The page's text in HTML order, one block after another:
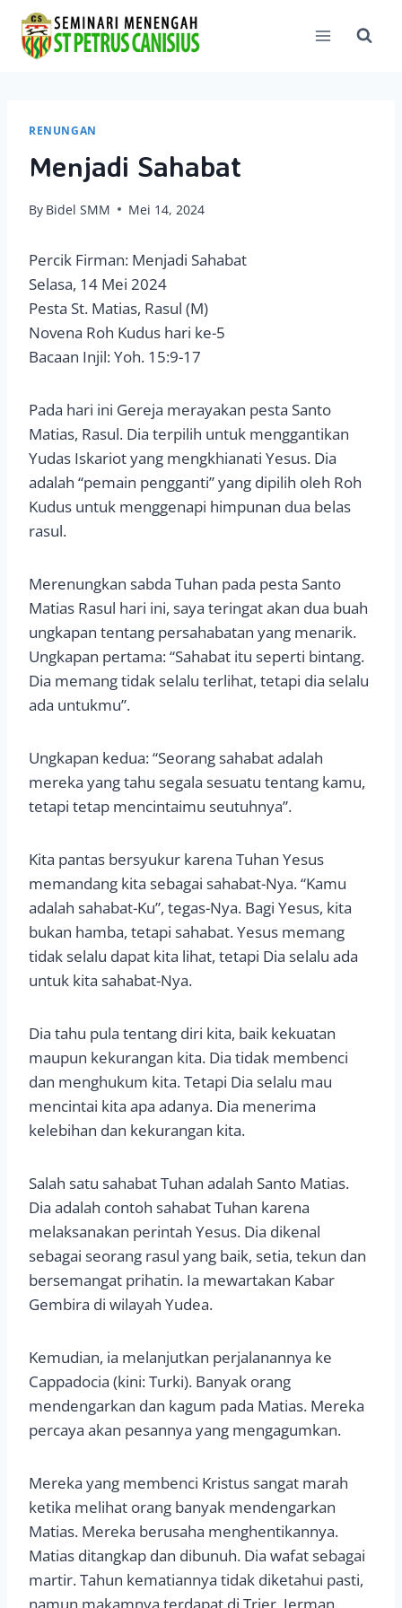
content
RENUNGAN
Menjadi Sahabat
By Bidel SMM Mei 14, 2024
Percik Firman: Menjadi Sahabat
Selasa, 14 Mei 2024
Pesta St. Matias, Rasul (M)
Novena Roh Kudus hari ke-5
Bacaan Injil: Yoh. 15:9-17
Pada hari ini Gereja merayakan pesta Santo
Matias, Rasul. Dia terpilih untuk menggantikan
Yudas Iskariot yang mengkhianati Yesus. Dia
adalah “pemain pengganti” yang dipilih oleh Roh
Kudus untuk menggenapi himpunan dua belas
rasul.
Merenungkan sabda Tuhan pada pesta Santo
Matias Rasul hari ini, saya teringat akan dua buah
ungkapan tentang persahabatan yang menarik.
Ungkapan pertama: “Sahabat itu seperti bintang.
Dia memang tidak selalu terlihat, tetapi dia selalu
ada untukmu”.
Ungkapan kedua: “Seorang sahabat adalah
mereka yang tahu segala sesuatu tentang kamu,
tetapi tetap mencintaimu seutuhnya”.
Kita pantas bersyukur karena Tuhan Yesus
memandang kita sebagai sahabat-Nya. “Kamu
adalah sahabat-Ku”, tegas-Nya. Bagi Yesus, kita
bukan hamba, tetapi sahabat. Yesus memang
tidak selalu dapat kita lihat, tetapi Dia selalu ada
untuk kita sahabat-Nya.
Dia tahu pula tentang diri kita, baik kekuatan
maupun kekurangan kita. Dia tidak membenci
dan menghukum kita. Tetapi Dia selalu mau
mencintai kita apa adanya. Dia menerima
kelebihan dan kekurangan kita.
Salah satu sahabat Tuhan adalah Santo Matias.
Dia adalah contoh sahabat Tuhan karena
melaksanakan perintah Yesus. Dia dikenal
sebagai seorang rasul yang baik, setia, tekun dan
bersemangat prihatin. Ia mewartakan Kabar
Gembira di wilayah Yudea.
Kemudian, ia melanjutkan perjalanannya ke
Cappadocia (kini: Turki). Banyak orang
mendengarkan dan kagum pada Matias. Mereka
percaya akan pesannya yang mengagumkan.
Mereka yang membenci Kristus sangat marah
ketika melihat orang banyak mendengarkan
Matias. Mereka berusaha menghentikannya.
Matias ditangkap dan dibunuh. Dia wafat sebagai
martir. Tahun kematiannya tidak diketahui pasti,
namun makamnya terdapat di Trier, Jerman.